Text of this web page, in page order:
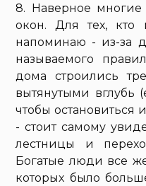
8. Наверное
окон. Для тех, кто
напоминаю - из-за
называемого
дома строились
вытянутыми вглубь
чтобы
- стоит самому
лестницы и
Богатые люди все
которых было